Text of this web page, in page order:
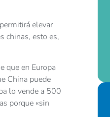
elevar
chinas, esto es,
que en Europa
China puede
lo vende a 500
porque «sin